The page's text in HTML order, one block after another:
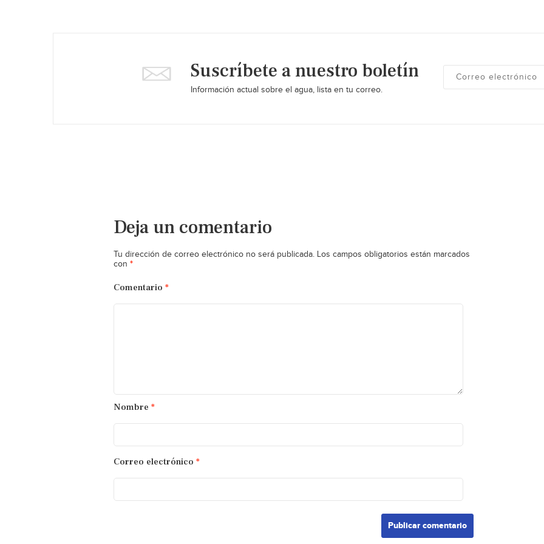
Suscríbete a nuestro boletín
Información actual sobre el agua, lista en tu correo.
Deja un comentario
Tu dirección de correo electrónico no será publicada. Los campos obligatorios están marcados
con *
Comentario *
Nombre *
Correo electrónico *